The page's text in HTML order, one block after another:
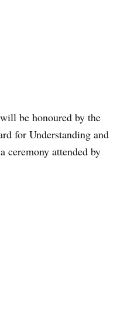
be honoured by the
for Understanding and
ceremony attended by